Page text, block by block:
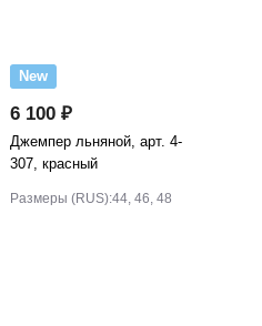
New
6 100 ₽
Джемпер льняной, арт. 4-
307, красный
Размеры (RUS):44, 46, 48